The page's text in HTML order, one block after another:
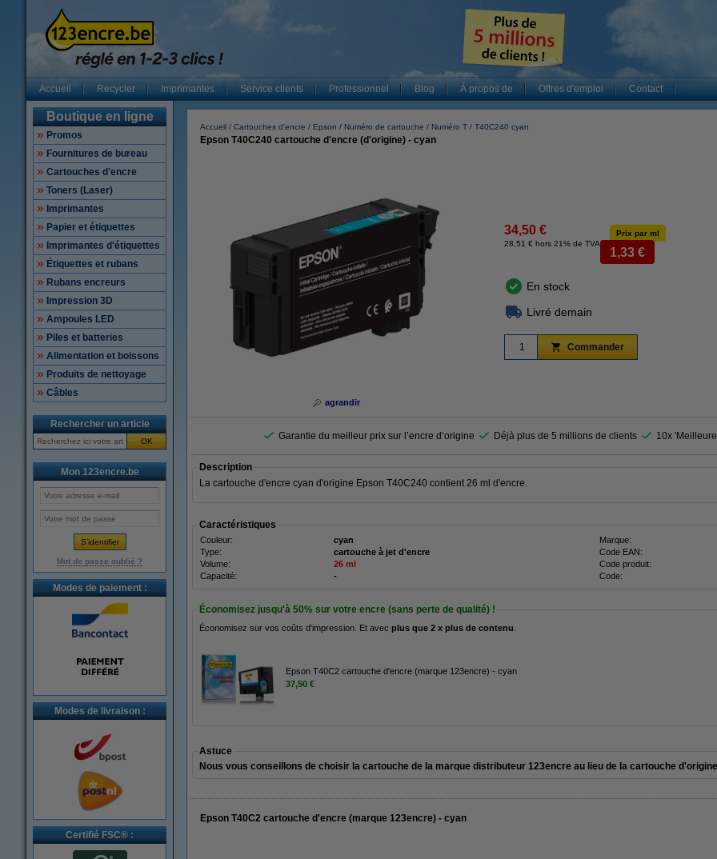
Accueil Recycler Imprimantes Service clients Professionnel Blog À propos de Offres d'emploi Contact
Boutique en ligne
Promos
Fournitures de bureau
Cartouches d'encre
Toners (Laser)
Imprimantes
Papier et étiquettes
Imprimantes d'étiquettes
Étiquettes et rubans
Rubans encreurs
Impression 3D
Ampoules LED
Piles et batteries
Alimentation et boissons
Produits de nettoyage
Câbles
Rechercher un article
OK
Mon 123encre.be
Mot de passe oublié ?
Modes de paiement :
Modes de livraison :
Certifié FSC® :
Accueil Cartouches d'encre Epson Numéro de cartouche Numéro T T40C240 cyan
Epson T40C240 cartouche d'encre (d'origine) - cyan
agrandir
34,50 €
28,51 € hors 21% de TVA
Prix par ml
1,33 €
En stock
Livré demain
Commander
Garantie du meilleur prix sur l’encre d’origine Déjà plus de 5 millions de clients 10x
Description
La cartouche d'encre cyan d'origine Epson T40C240 contient 26 ml d'encre.
Caractéristiques
Couleur: cyan
Marque:
Type:
cartouche à jet d'encre
Code EAN:
Volume:
26 ml
Code produit:
Capacité:
- Code:
Économisez jusqu'à 50% sur votre encre (sans perte de qualité) !
Économisez sur vos coûts d'impression. Et avec plus que 2 x plus de contenu
Epson T40C2 cartouche d'encre (marque 123encre) - cyan
37,50 €
Astuce
Nous vous conseillons de choisir la cartouche de la marque distributeur 123encre au lieu de la cartouche
Epson T40C2 cartouche d'encre (marque 123encre) - cyan